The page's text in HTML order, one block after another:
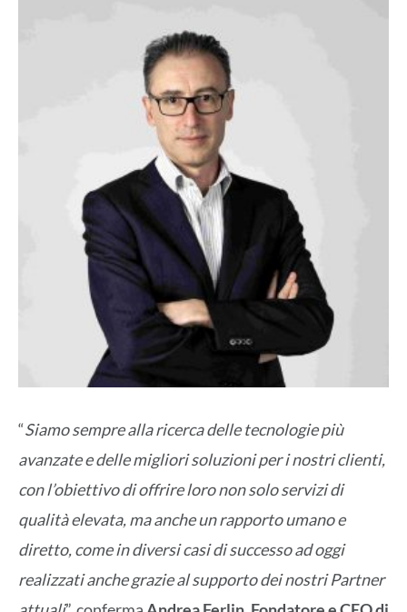
“Siamo sempre alla ricerca delle tecnologie più
avanzate e delle migliori soluzioni per i nostri clienti,
con l’obiettivo di offrire loro non solo servizi di
qualità elevata, ma anche un rapporto umano e
diretto, come in diversi casi di successo ad oggi
realizzati anche grazie al supporto dei nostri Partner